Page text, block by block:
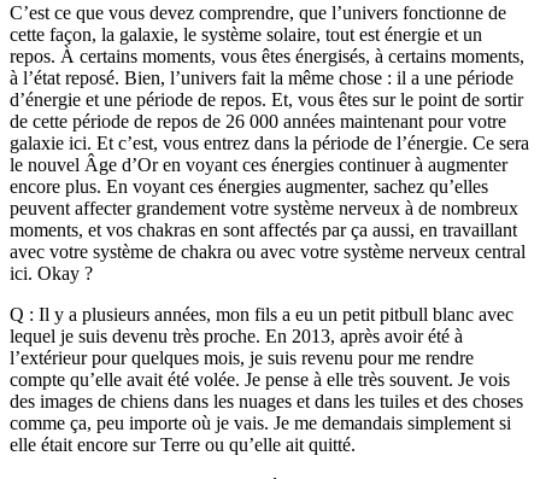
C’est ce que vous devez comprendre, que l’univers fonctionne de
cette façon, la galaxie, le système solaire, tout est énergie et un
repos. À certains moments, vous êtes énergisés, à certains moments,
à l’état reposé. Bien, l’univers fait la même chose : il a une période
d’énergie et une période de repos. Et, vous êtes sur le point de sortir
de cette période de repos de 26 000 années maintenant pour votre
galaxie ici. Et c’est, vous entrez dans la période de l’énergie. Ce sera
le nouvel Âge d’Or en voyant ces énergies continuer à augmenter
encore plus. En voyant ces énergies augmenter, sachez qu’elles
peuvent affecter grandement votre système nerveux à de nombreux
moments, et vos chakras en sont affectés par ça aussi, en travaillant
avec votre système de chakra ou avec votre système nerveux central
ici. Okay ?
Q : Il y a plusieurs années, mon fils a eu un petit pitbull blanc avec
lequel je suis devenu très proche. En 2013, après avoir été à
l’extérieur pour quelques mois, je suis revenu pour me rendre
compte qu’elle avait été volée. Je pense à elle très souvent. Je vois
des images de chiens dans les nuages et dans les tuiles et des choses
comme ça, peu importe où je vais. Je me demandais simplement si
elle était encore sur Terre ou qu’elle ait quitté.